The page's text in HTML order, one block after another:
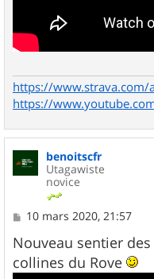
https://www.strava.com/
https://
benoitscfr
Utagawiste
novice
M
s
s
a
10 mars 2020, 21:57
Nouveau sentier
collines du Rove